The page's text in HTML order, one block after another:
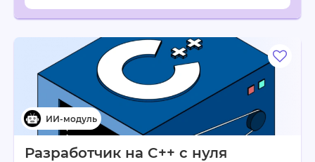
Разработчик на C++ с нуля